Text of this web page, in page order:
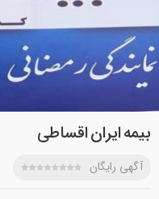
بیمه ایران اقساطی
آگهی رایگان